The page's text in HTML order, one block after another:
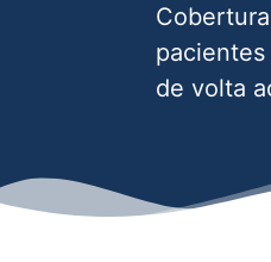
de volta